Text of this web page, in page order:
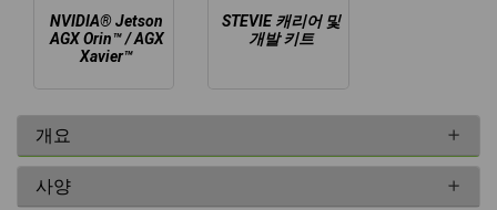
NVIDIA® Jetson
AGX Orin™ / AGX
Xavier™
STEVIE 캐리어 및
개발 키트
개요
사양